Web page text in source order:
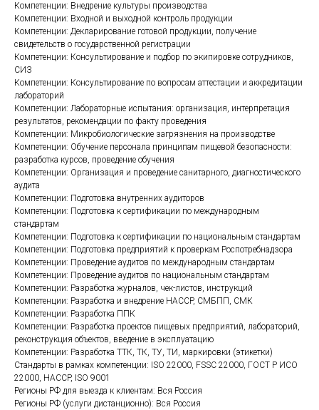
Компетенции: Внедрение культуры производства
Компетенции: Входной и выходной контроль продукции
Компетенции: Декларирование готовой продукции, получение
свидетельств о государственной регистрации
Компетенции: Консультирование и подбор по экипировке сотрудников,
СИЗ
Компетенции: Консультирование по вопросам аттестации и аккредитации
лабораторий
Компетенции: Лабораторные испытания: организация, интерпретация
результатов, рекомендации по факту проведения
Компетенции: Микробиологические загрязнения на производстве
Компетенции: Обучение персонала принципам пищевой безопасности:
разработка курсов, проведение обучения
Компетенции: Организация и проведение санитарного, диагностического
аудита
Компетенции: Подготовка внутренних аудиторов
Компетенции: Подготовка к сертификации по международным
стандартам
Компетенции: Подготовка к сертификации по национальным стандартам
Компетенции: Подготовка предприятий к проверкам Роспотребнадзора
Компетенции: Проведение аудитов по международным стандартам
Компетенции: Проведение аудитов по национальным стандартам
Компетенции: Разработка журналов, чек-листов, инструкций
Компетенции: Разработка и внедрение HACCP, СМБПП, СМК
Компетенции: Разработка ППК
Компетенции: Разработка проектов пищевых предприятий, лабораторий,
реконструкция объектов, введение в эксплуатацию
Компетенции: Разработка ТТК, ТК, ТУ, ТИ, маркировки (этикетки)
Стандарты в рамках компетенции: ISO 22000, FSSC 22000, ГОСТ Р ИСО
22000, HACCP, ISO 9001
Регионы РФ для выезда к клиентам: Вся Россия
Регионы РФ (услуги дистанционно): Вся Россия